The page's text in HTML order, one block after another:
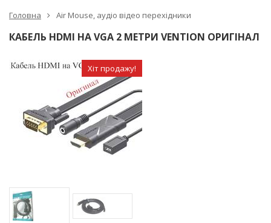
Головна Air Mouse, аудіо відео перехідники
КАБЕЛЬ HDMI НА VGA 2 МЕТРИ VENTION ОРИГІНАЛ
Хіт продажу!